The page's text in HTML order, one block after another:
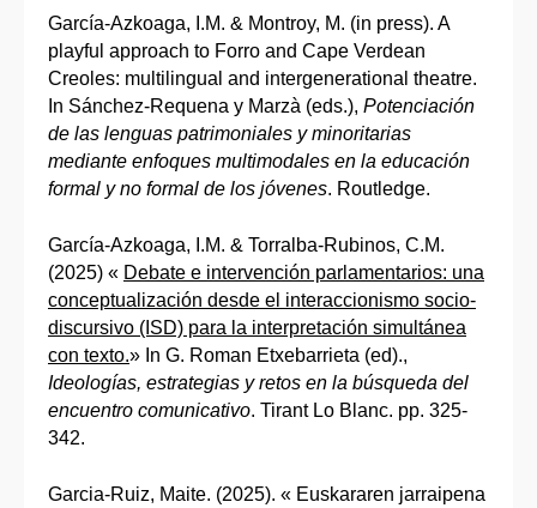
García-Azkoaga, I.M. & Montroy, M. (in press). A
playful approach to Forro and Cape Verdean
Creoles: multilingual and intergenerational theatre.
In Sánchez-Requena y Marzà (eds.), Potenciación
de las lenguas patrimoniales y minoritarias
mediante enfoques multimodales en la educación
formal y no formal de los jóvenes. Routledge.
García-Azkoaga, I.M. & Torralba-Rubinos, C.M.
(2025) « Debate e intervención parlamentarios: una
conceptualización desde el interaccionismo socio-
discursivo (ISD) para la interpretación simultánea
con texto.» In G. Roman Etxebarrieta (ed).,
Ideologías, estrategias y retos en la búsqueda del
encuentro comunicativo. Tirant Lo Blanc. pp. 325-
342.
Garcia-Ruiz, Maite. (2025). « Euskararen jarraipena